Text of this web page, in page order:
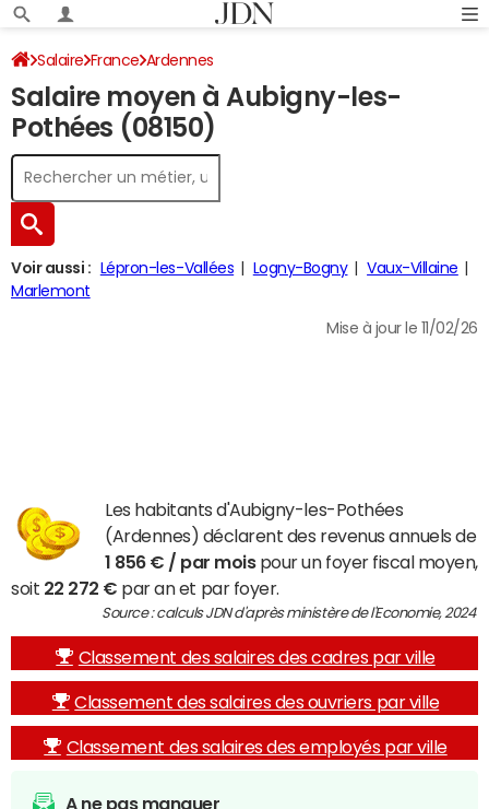
Salaire France Ardennes
Salaire moyen à Aubigny-les-
Pothées (08150)
Voir aussi : Lépron-les-Vallées Logny-Bogny
Vaux-Villaine
Marlemont
Mise à jour le 11/02/26
Les habitants d'Aubigny-les-Pothées
(Ardennes) déclarent des revenus annuels de
1 856 € / par moispour un foyer fiscal moyen,
soit 22 272 € par an et par foyer.
Source : calculs JDN d'après ministère de l'Economie, 2024
Classement des salaires des cadres par ville
Classement des salaires des ouvriers par ville
Classement des salaires des employés par ville
A ne pas manquer